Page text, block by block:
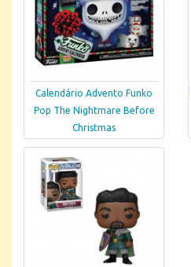
Calendário Advento Funko
Pop The Nightmare Before
Christmas